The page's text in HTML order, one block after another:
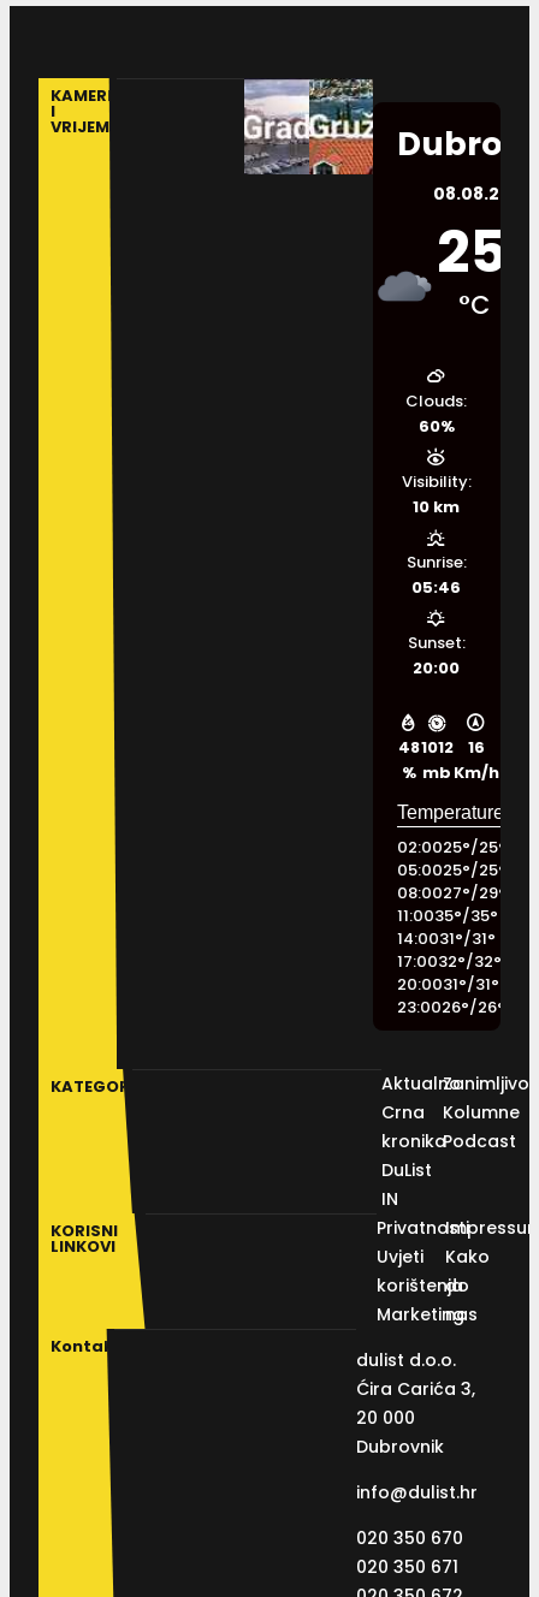
KAMERE
I
VRIJEME
08.08.2026.
25
°C
48
%
1012
mb
16
Km/h
Clouds:
60%
Visibility:
10 km
Sunrise:
05:46
Sunset:
20:00
02:0025°/25°
05:0025°/25°
08:0027°/29°
11:0035°/35°
14:0031°/31°
17:0032°/32°
20:0031°/31°
23:0026°/26°
KATEGORIJE
Aktualno
Crna
kronika
DuList
IN
Kolumne
Podcast
KORISNI
LINKOVI
Privatnosti
Uvjeti
korištenja
Marketing
Kako
do
nas
Kontakt
dulist d.o.o.
Ćira Carića 3,
20 000
Dubrovnik
info@dulist.hr
020 350 670
020 350 671